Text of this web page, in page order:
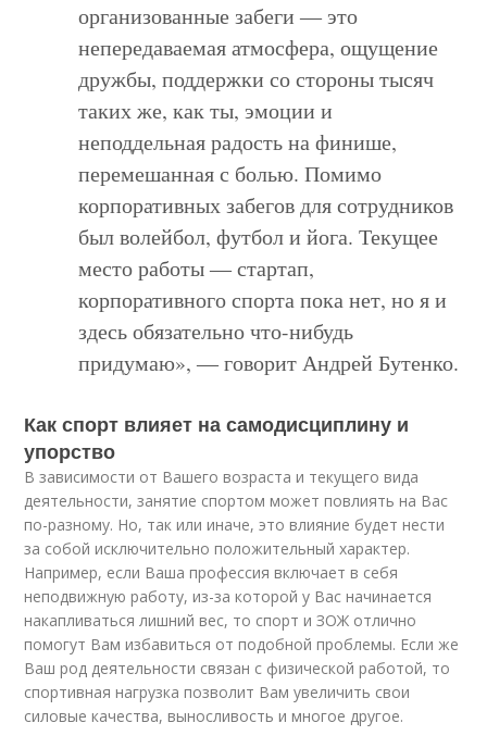
организованные забеги ― это
непередаваемая атмосфера, ощущение
дружбы, поддержки со стороны тысяч
таких же, как ты, эмоции и
неподдельная радость на финише,
перемешанная с болью. Помимо
корпоративных забегов для сотрудников
был волейбол, футбол и йога. Текущее
место работы ― стартап,
корпоративного спорта пока нет, но я и
здесь обязательно что-нибудь
придумаю», ― говорит Андрей Бутенко.
Как спорт влияет на самодисциплину и
упорство
В зависимости от Вашего возраста и текущего вида
деятельности, занятие спортом может повлиять на Вас
по-разному. Но, так или иначе, это влияние будет нести
за собой исключительно положительный характер.
Например, если Ваша профессия включает в себя
неподвижную работу, из-за которой у Вас начинается
накапливаться лишний вес, то спорт и ЗОЖ отлично
помогут Вам избавиться от подобной проблемы. Если же
Ваш род деятельности связан с физической работой, то
спортивная нагрузка позволит Вам увеличить свои
силовые качества, выносливость и многое другое.